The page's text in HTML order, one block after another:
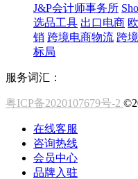
J&P会计师事务所
选品工具 出口电商
销 跨境电商物流 跨
标局
服务词汇：
粤ICP备2020107679号-2
在线客服
咨询热线
会员中心
品牌入驻